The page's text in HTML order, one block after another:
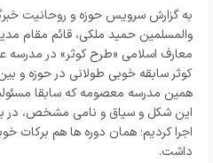
به گزارش سرویس حوزه و روحانیت
والمسلمین حمید ملکی، قائم مقام
معارف اسلامی «طرح کوثر» در
کوثر سابقه خوبی طولانی در حوزه و
همین مدرسه معصومه که سابقا
این شکل و سیاق و نامی مشخص، در
اجرا کردیم؛ همان دوره ها هم برکات
داشت.